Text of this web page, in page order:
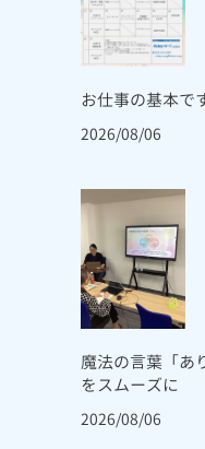
お仕事の基本で
2026/08/06
魔法の言葉「あ
をスムーズに
2026/08/06